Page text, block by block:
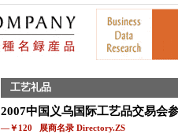
工艺礼品
2007中国义乌国际工艺品交易会
—￥120 展商名录 Directory.ZS